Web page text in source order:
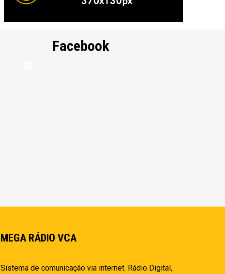
Facebook
MEGA RÁDIO VCA
Sistema de comunicação via internet. Rádio Digital,